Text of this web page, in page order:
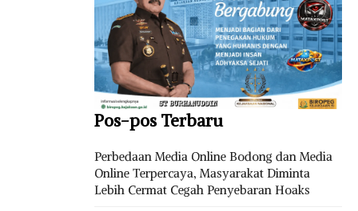
Pos-pos Terbaru
Perbedaan Media Online Bodong dan Media
Online Terpercaya, Masyarakat Diminta
Lebih Cermat Cegah Penyebaran Hoaks